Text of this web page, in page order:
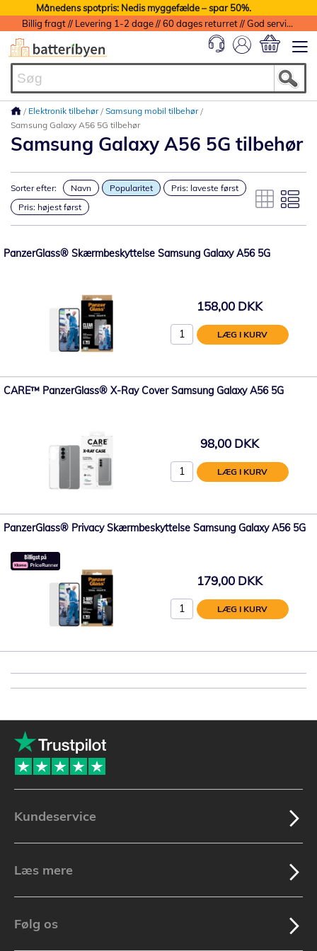
Månedens spotpris: Nedis myggefælde – spar 50%.
Billig fragt // Levering 1-2 dage // 60 dages returret // God service med garanti
Elektronik tilbehør Samsung mobil tilbehør
Samsung Galaxy A56 5G tilbehør
Samsung Galaxy A56 5G tilbehør
Sorter efter: Navn Popularitet
Pris: laveste først
Pris: højest først
PanzerGlass® Skærmbeskyttelse Samsung Galaxy A56 5G
158,00 DKK
LÆG I KURV
CARE™ PanzerGlass® X-Ray Cover Samsung Galaxy A56 5G
98,00 DKK
LÆG I KURV
PanzerGlass® Privacy Skærmbeskyttelse Samsung Galaxy A56 5G
179,00 DKK
LÆG I KURV
Kundeservice
Læs mere
Følg os